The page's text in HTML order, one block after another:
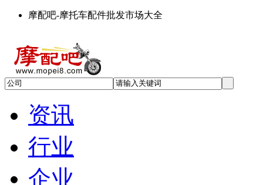
摩配吧-摩托车配件批发市场大全
资讯
行业
企业